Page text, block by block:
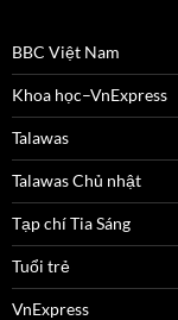
BBC Việt Nam
Khoa học–VnExpress
Talawas
Talawas Chủ nhật
Tạp chí Tia Sáng
Tuổi trẻ
VnExpress